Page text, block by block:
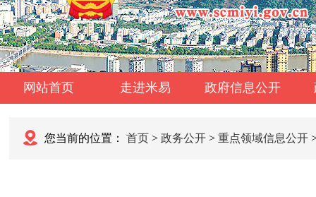
网站首页 走进米易 政府信息公开
您当前的位置： 首页 > 政务公开 > 重点领域信息公开